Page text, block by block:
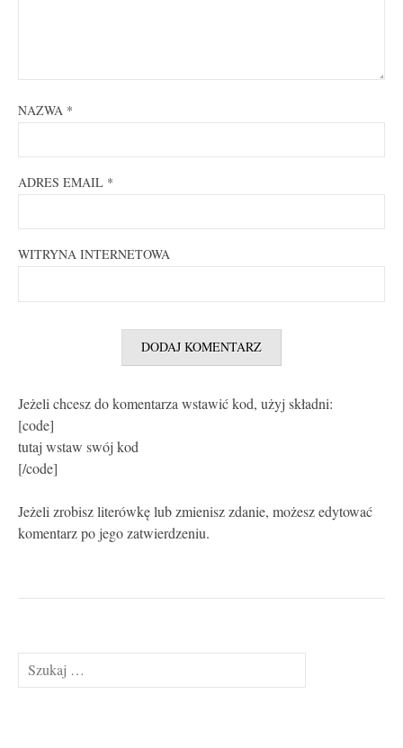
NAZWA *
ADRES EMAIL *
WITRYNA INTERNETOWA
Jeżeli chcesz do komentarza wstawić kod, użyj składni:
[code]
tutaj wstaw swój kod
[/code]
Jeżeli zrobisz literówkę lub zmienisz zdanie, możesz edytować
komentarz po jego zatwierdzeniu.
Szukaj: